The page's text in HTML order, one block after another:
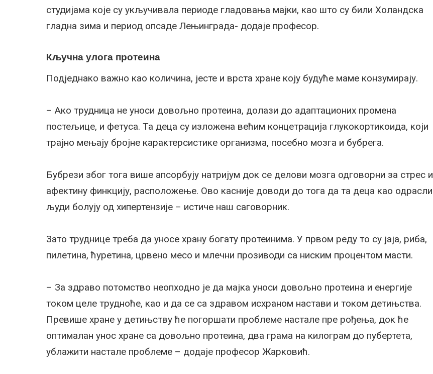
студијама које су укључивала периоде гладовања мајки, као што су били Холандска
гладна зима и период опсаде Лењинграда- додаје професор.
Кључна улога протеина
Подједнако важно као количина, јесте и врста хране коју будуће маме конзумирају.
– Ако трудница не уноси довољно протеина, долази до адаптационих промена
постељице, и фетуса. Та деца су изложена већим концетрација глукокортикоида, који
трајно мењају бројне карактерсистике организма, посебно мозга и бубрега.
Бубрези због тога више апсорбују натријум док се делови мозга одговорни за стрес и
афектину финкцију, расположење. Ово касније доводи до тога да та деца као одрасли
људи болују од хипертензије – истиче наш саговорник.
Зато труднице треба да уносе храну богату протеинима. У првом реду то су јаја, риба,
пилетина, ћуретина, црвено месо и млечни прозиводи са ниским процентом масти.
– За здраво потомство неопходно је да мајка уноси довољно протеина и енергије
током целе трудноће, као и да се са здравом исхраном настави и током детињства.
Превише хране у детињству ће погоршати проблеме настале пре рођења, док ће
оптималан унос хране са довољно протеина, два грама на килограм до пубертета,
ублажити настале проблеме – додаје професор Жарковић.